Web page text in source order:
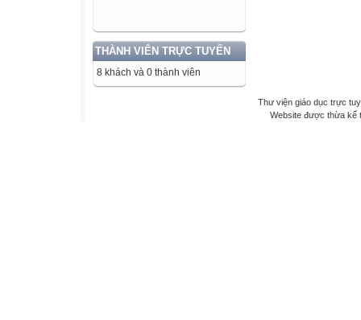
THÀNH VIÊN TRỰC TUYẾN
8 khách và 0 thành viên
Thư viện giáo dục trực
Website được thừa kế